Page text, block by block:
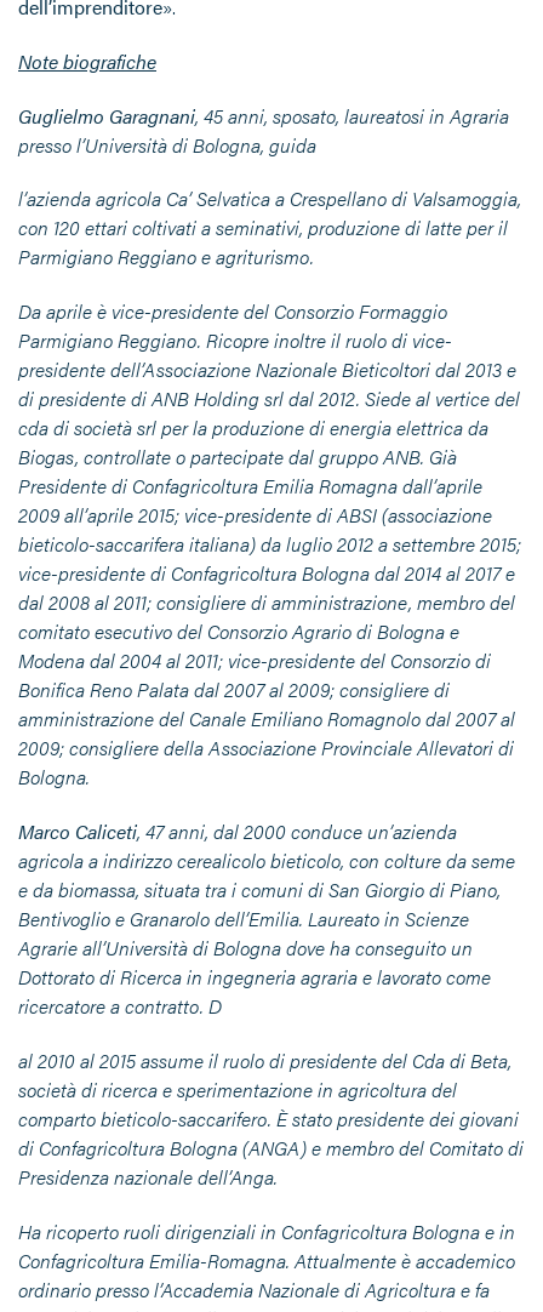
dell’imprenditore».
Note biografiche
Guglielmo Garagnani, 45 anni, sposato, laureatosi in Agraria
presso l’Università di Bologna, guida
l’azienda agricola Ca’ Selvatica a Crespellano di Valsamoggia,
con 120ettari coltivati a seminativi, produzione di latte per il
Parmigiano Reggiano e agriturismo.
Da aprile è vice-presidente del Consorzio Formaggio
Parmigiano Reggiano. Ricopre inoltre il ruolo di vice-
presidente dell’Associazione Nazionale Bieticoltori dal 2013 e
di presidente di ANB Holding srl dal 2012. Siede al vertice del
cda di società srl per la produzione di energia elettrica da
Biogas, controllate o partecipate dal gruppo ANB. Già
Presidente di Confagricoltura Emilia Romagna dall’aprile
2009 all’aprile 2015; vice-presidente di ABSI (associazione
bieticolo-saccarifera italiana) da luglio 2012 a settembre 2015;
vice-presidente di Confagricoltura Bologna dal 2014 al 2017 e
dal 2008 al 2011; consigliere di amministrazione, membro del
comitato esecutivo del Consorzio Agrario di Bologna e
Modena dal 2004 al 2011; vice-presidente del Consorzio di
Bonifica Reno Palata dal 2007 al 2009; consigliere di
amministrazione del Canale Emiliano Romagnolo dal 2007 al
2009; consigliere della Associazione Provinciale Allevatori di
Bologna.
Marco Caliceti, 47 anni, dal 2000 conduce un’azienda
agricola a indirizzo cerealicolo bieticolo, con colture da seme
e da biomassa, situata tra i comuni di San Giorgio di Piano,
Bentivoglio e Granarolo dell’Emilia. Laureato in Scienze
Agrarie all’Università di Bologna dove ha conseguito un
Dottorato di Ricerca in ingegneria agraria e lavorato come
ricercatore a contratto. D
al 2010 al 2015 assume il ruolo di presidente del Cda di Beta,
società di ricerca e sperimentazione in agricoltura del
comparto bieticolo-saccarifero. È stato presidente dei giovani
di Confagricoltura Bologna (ANGA) e membro del Comitato di
Presidenza nazionale dell’Anga.
Ha ricoperto ruoli dirigenziali in Confagricoltura Bologna e in
Confagricoltura Emilia-Romagna. Attualmente è accademico
ordinario presso l’Accademia Nazionale di Agricoltura e fa